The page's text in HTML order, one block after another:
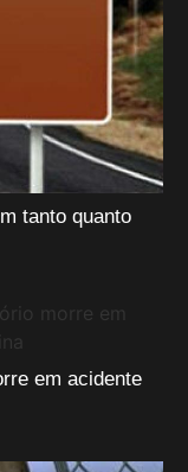
tanto quanto
em acidente